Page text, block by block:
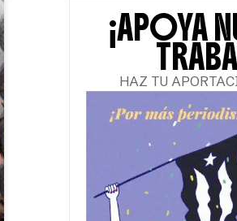
¡APOYA
HAZ TU